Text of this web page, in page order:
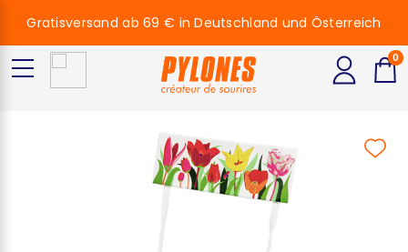
Gratisversand ab 69 € in Deutschland und Österreich
0